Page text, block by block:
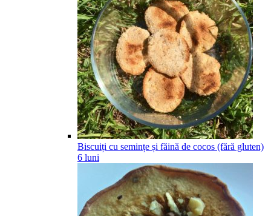
Biscuiți cu semințe și făină de cocos (fără gluten)
6 luni